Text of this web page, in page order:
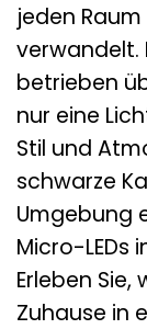
jeden
verwandelt.
betrieben
nur eine
Stil und
schwarze
Umgebung
Micro-LEDs
Erleben Sie,
Zuhause in